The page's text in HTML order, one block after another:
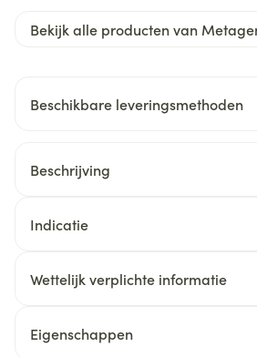
Bekijk alle producten van
Beschikbare leveringsmethoden
Beschrijving
Indicatie
Wettelijk verplichte informatie
Eigenschappen